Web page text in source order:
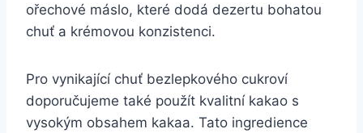
ořechové máslo, které dodá dezertu bohatou
chuť a krémovou konzistenci.
Pro vynikající chuť bezlepkového cukroví
doporučujeme také použít kvalitní kakao s
vysokým obsahem kakaa. Tato ingredience